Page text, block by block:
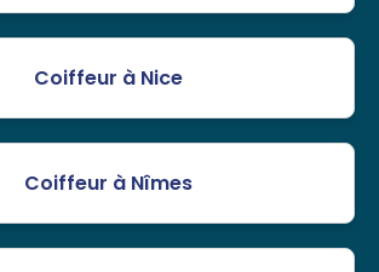
Coiffeur à Nice
Coiffeur à Nîmes